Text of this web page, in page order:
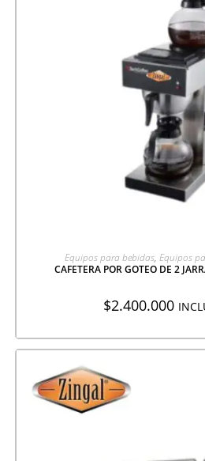
AGREGAR A
Equipos para bebidas, Equipos
CAFETERA POR GOTEO DE 2
$2.400.000